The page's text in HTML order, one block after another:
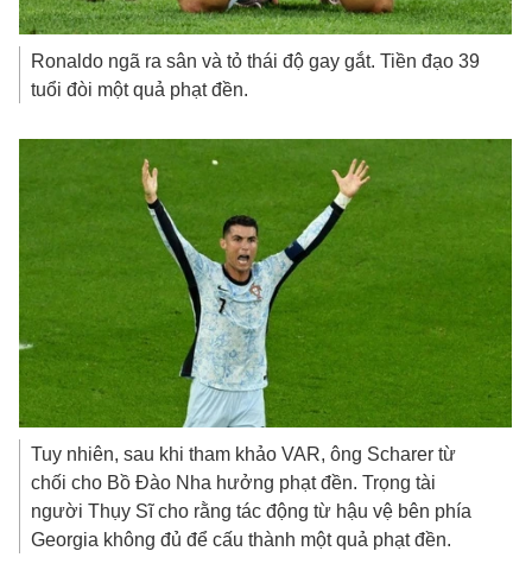
Ronaldo ngã ra sân và tỏ thái độ gay gắt. Tiền đạo 39
tuổi đòi một quả phạt đền.
Tuy nhiên, sau khi tham khảo VAR, ông Scharer từ
chối cho Bồ Đào Nha hưởng phạt đền. Trọng tài
người Thụy Sĩ cho rằng tác động từ hậu vệ bên phía
Georgia không đủ để cấu thành một quả phạt đền.